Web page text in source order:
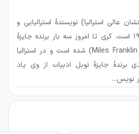
و داستان‌های دیگر» از
که دربردارندهٔ شش تا از
اوست. نشر «
» نخستین‌بار
با ترجمهٔ «
عالی استرالیا) نویسندهٔ استرالیایی و
متولد هفتم می‌سال ۱۹۴۳ است. کری تا امروز سه بار برنده جایزهٔ
مایلز فرانکلین (Miles Franklin Awaed) شده است و در استرالیا
برندهٔ جایزهٔ نوبل ادبیات از وی یاد
نویس...